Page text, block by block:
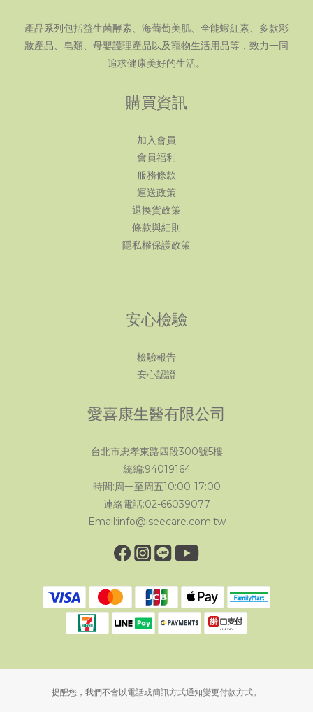
產品系列包括益生菌酵素、海葡萄美肌、全能蝦紅素、多款彩
妝產品、皂類、母嬰護理產品以及寵物生活用品等，致力一同
追求健康美好的生活。
購買資訊
加入會員
會員福利
服務條款
運送政策
退換貨政策
條款與細則
隱私權保護政策
安心檢驗
檢驗報告
安心認證
愛喜康生醫有限公司
台北市忠孝東路四段300號5樓
統編:94019164
時間:周一至周五10:00-17:00
連絡電話:02-66039077
Email:info@iseecare.com.tw
提醒您，我們不會以電話或簡訊方式通知變更付款方式。